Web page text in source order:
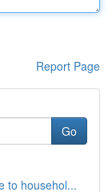
Report Page
Go
to househol...